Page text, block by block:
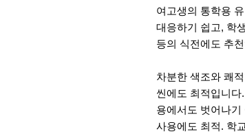
여고생의 통학용
대응하기 쉽고, 학
등의 식전에도 추
차분한 색조와 쾌
씬에도 최적입니
용에서도 벗어나
사용에도 최적. 학